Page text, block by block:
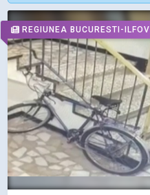
REGIUNEA BUCURESTI-ILFOV